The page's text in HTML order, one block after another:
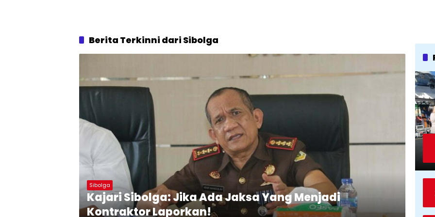
Berita Terkinni dari Sibolga
Sibolga
Kajari Sibolga: Jika Ada Jaksa Yang Menjadi
Kontraktor Laporkan!